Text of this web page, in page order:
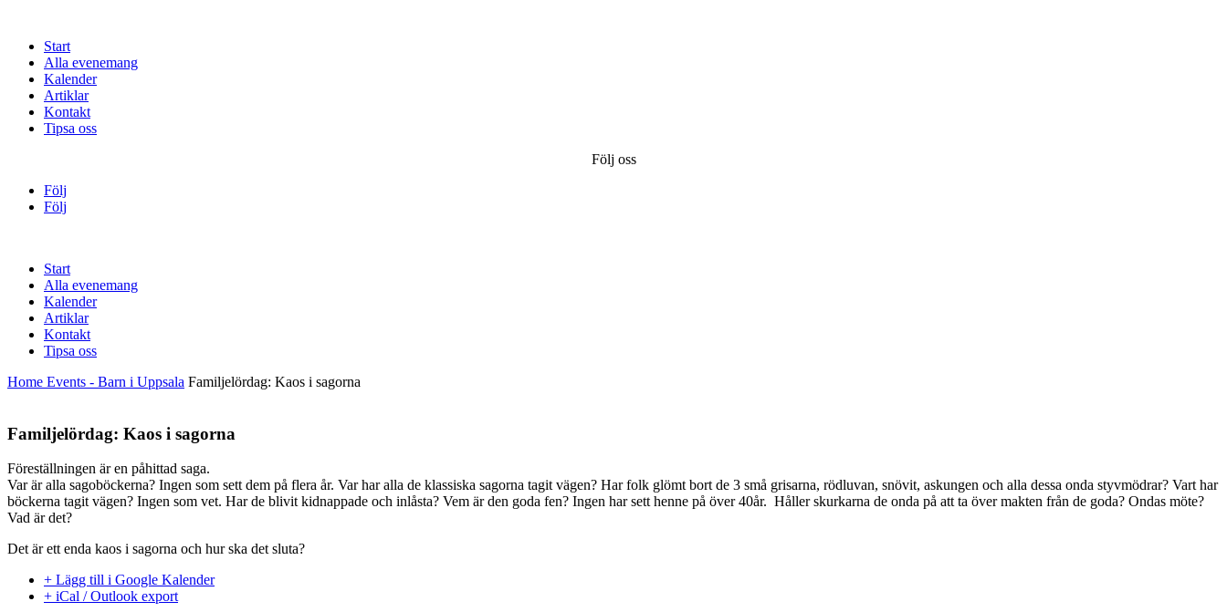
Start
Alla evenemang
Kalender
Artiklar
Kontakt
Tipsa oss
Följ oss
Följ
Följ
Start
Alla evenemang
Kalender
Artiklar
Kontakt
Tipsa oss
Home Events - Barn i Uppsala Familjelördag: Kaos i sagorna
Familjelördag: Kaos i sagorna
Föreställningen är en påhittad saga.
Var är alla sagoböckerna? Ingen som sett dem på flera år. Var har alla de klassiska sagorna tagit vägen? Har folk glömt bort de 3 små grisarna, rödluvan, snövit, askungen och alla dessa onda styvmödrar? Vart har
böckerna tagit vägen? Ingen som vet. Har de blivit kidnappade och inlåsta? Vem är den goda fen? Ingen har sett henne på över 40år. Håller skurkarna de onda på att ta över makten från de goda? Ondas möte?
Vad är det?
Det är ett enda kaos i sagorna och hur ska det sluta?
+ Lägg till i Google Kalender
+ iCal / Outlook export